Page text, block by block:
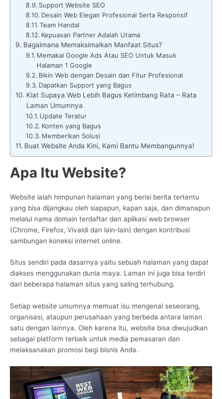
Support Website SEO
Desain Web Elegan Profesional Serta Responsif
Team Handal
Kepuasan Partner Adalah Utama
Bagaimana Memaksimalkan Manfaat Situs?
Memakai Google Ads Atau SEO Untuk Masuk
Halaman 1 Google
Bikin Web dengan Desain dan Fitur Profesional
Dapatkan Support yang Bagus
Kiat Supaya Web Lebih Bagus Ketimbang Rata – Rata
Laman Umumnya
Update Teratur
Konten yang Bagus
Memberikan Solusi
Buat Website Anda Kini, Kami Bantu Membangunnya!
Apa Itu Website?
Website ialah himpunan halaman yang berisi berita tertentu
yang bisa dijangkau oleh siapapun, kapan saja, dan dimanapun
melalui nama domain terdaftar dan aplikasi web browser
(Chrome, Firefox, Vivaldi dan lain-lain) dengan kontribusi
sambungan koneksi internet online.
Situs sendiri pada dasarnya yaitu sebuah halaman yang dapat
diakses menggunakan dunia maya. Laman ini juga bisa terdiri
dari beberapa halaman situs yang saling terhubung.
Setiap website umumnya memuat isu mengenai seseorang,
organisasi, ataupun perusahaan yang berbeda antara laman
satu dengan lainnya. Oleh karena itu, website bisa diwujudkan
sebagai platform terbaik untuk media pemasaran dan
melaksanakan promosi bagi bisnis Anda.